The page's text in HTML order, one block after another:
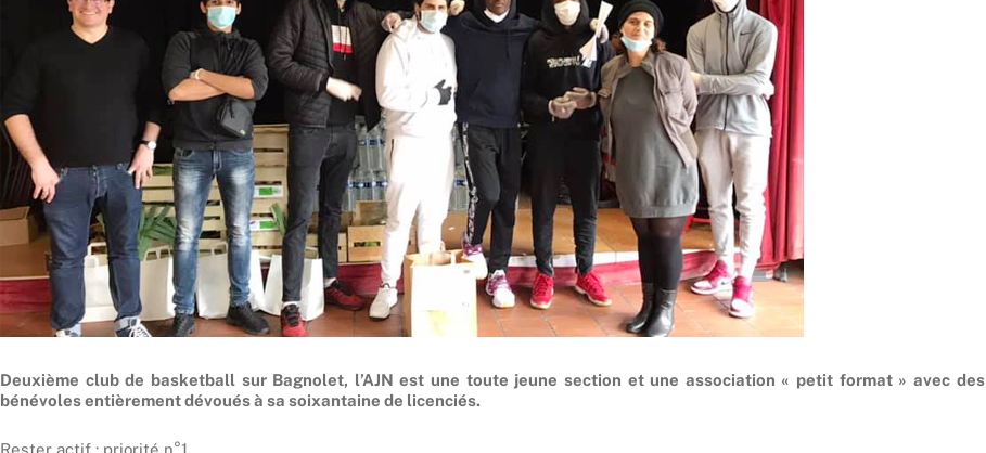
Deuxième club de basketball sur Bagnolet, l’AJN est une toute jeune section et une association « petit format » avec des
bénévoles entièrement dévoués à sa soixantaine de licenciés.
Rester actif : priorité n°1